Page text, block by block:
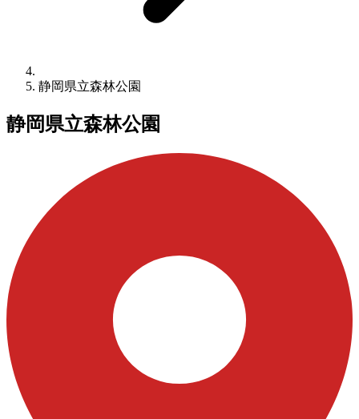
静岡県立森林公園
静岡県立森林公園